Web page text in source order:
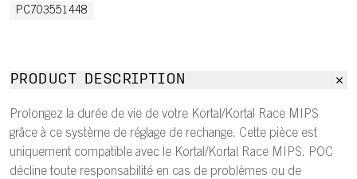
PC703551448
PRODUCT DESCRIPTION
Prolongez la durée de vie de votre Kortal/Kortal Race MIPS
grâce à ce système de réglage de rechange. Cette pièce est
uniquement compatible avec le Kortal/Kortal Race MIPS. POC
décline toute responsabilité en cas de problèmes ou de